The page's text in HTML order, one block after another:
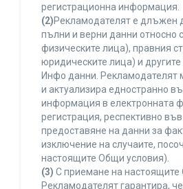
регистрационна информация.
(2)Рекламодателят е длъжен
пълни и верни данни относно
физическите лица), правния
юридическите лица) и
Инфо данни. Рекламодателят
и актуализира едностранно
информация в електронната
регистрация, респективно
предоставяне на данни за
изключение на случаите,
настоящите Общи условия).
(3) С приемане на
Рекламодателят гарантира,